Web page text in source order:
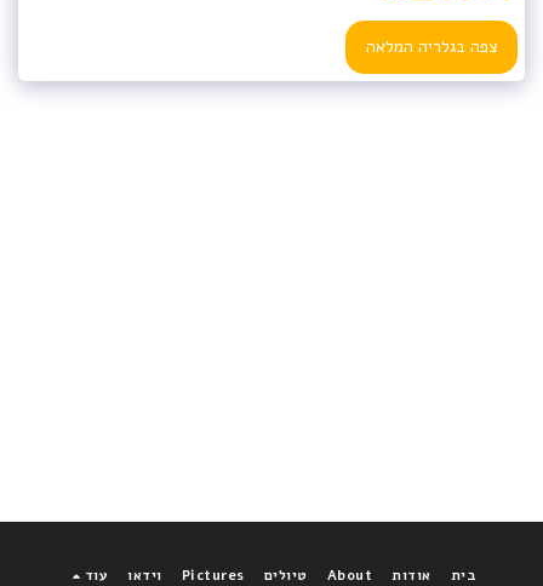
צפה בגלריה המלאה
בית אודות About טיולים Pictures וידאו עוד